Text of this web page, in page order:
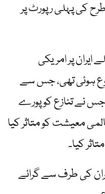
کی پہلی رپورٹ پر
پر امریکی
ہوئی تھی، جس سے
جس نے تنازع کو پورے
معیشت کو متاثر کیا
کیا۔
کی طرف سے گرائے